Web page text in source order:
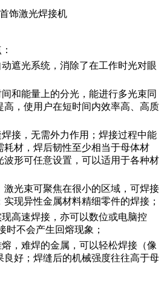
遮光系统，消除了在工作时光对眼
和能量上的分光，能进行多光束同
高，使用户在短时间内效率高、高质
接，无需外力作用；焊接过程中能
耗材，焊后韧性至少相当于母体材
波形可任意设置，可以适用于各种材
光束可聚焦在很小的区域，可焊接
现异性金属材料精细零件的焊接；
高速焊接，亦可以数位或电脑控
时不会产生回熔现象；
，难焊的金属，可以轻松焊接（像
良好；焊缝后的机械强度往往高于母